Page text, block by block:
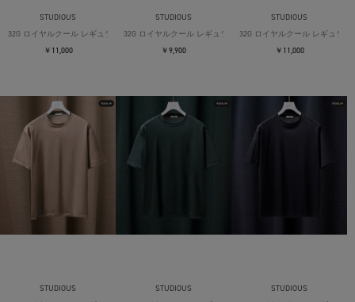
STUDIOUS
32G ロイヤルクール レギュラーTシャツ
￥11,000
STUDIOUS
32G ロイヤルクール レギュラーTシャツ
￥9,900
STUDIOUS
32G ロイヤルクール レギュラー
￥11,000
STUDIOUS
STUDIOUS
STUDIOUS